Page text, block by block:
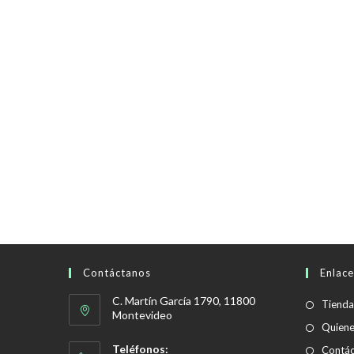
Contáctanos
C. Martín García 1790, 11800
Montevideo
Teléfonos:
Tienda